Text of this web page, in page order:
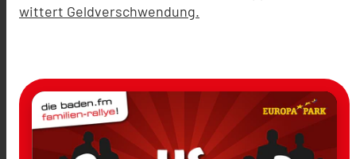
wittert Geldverschwendung.